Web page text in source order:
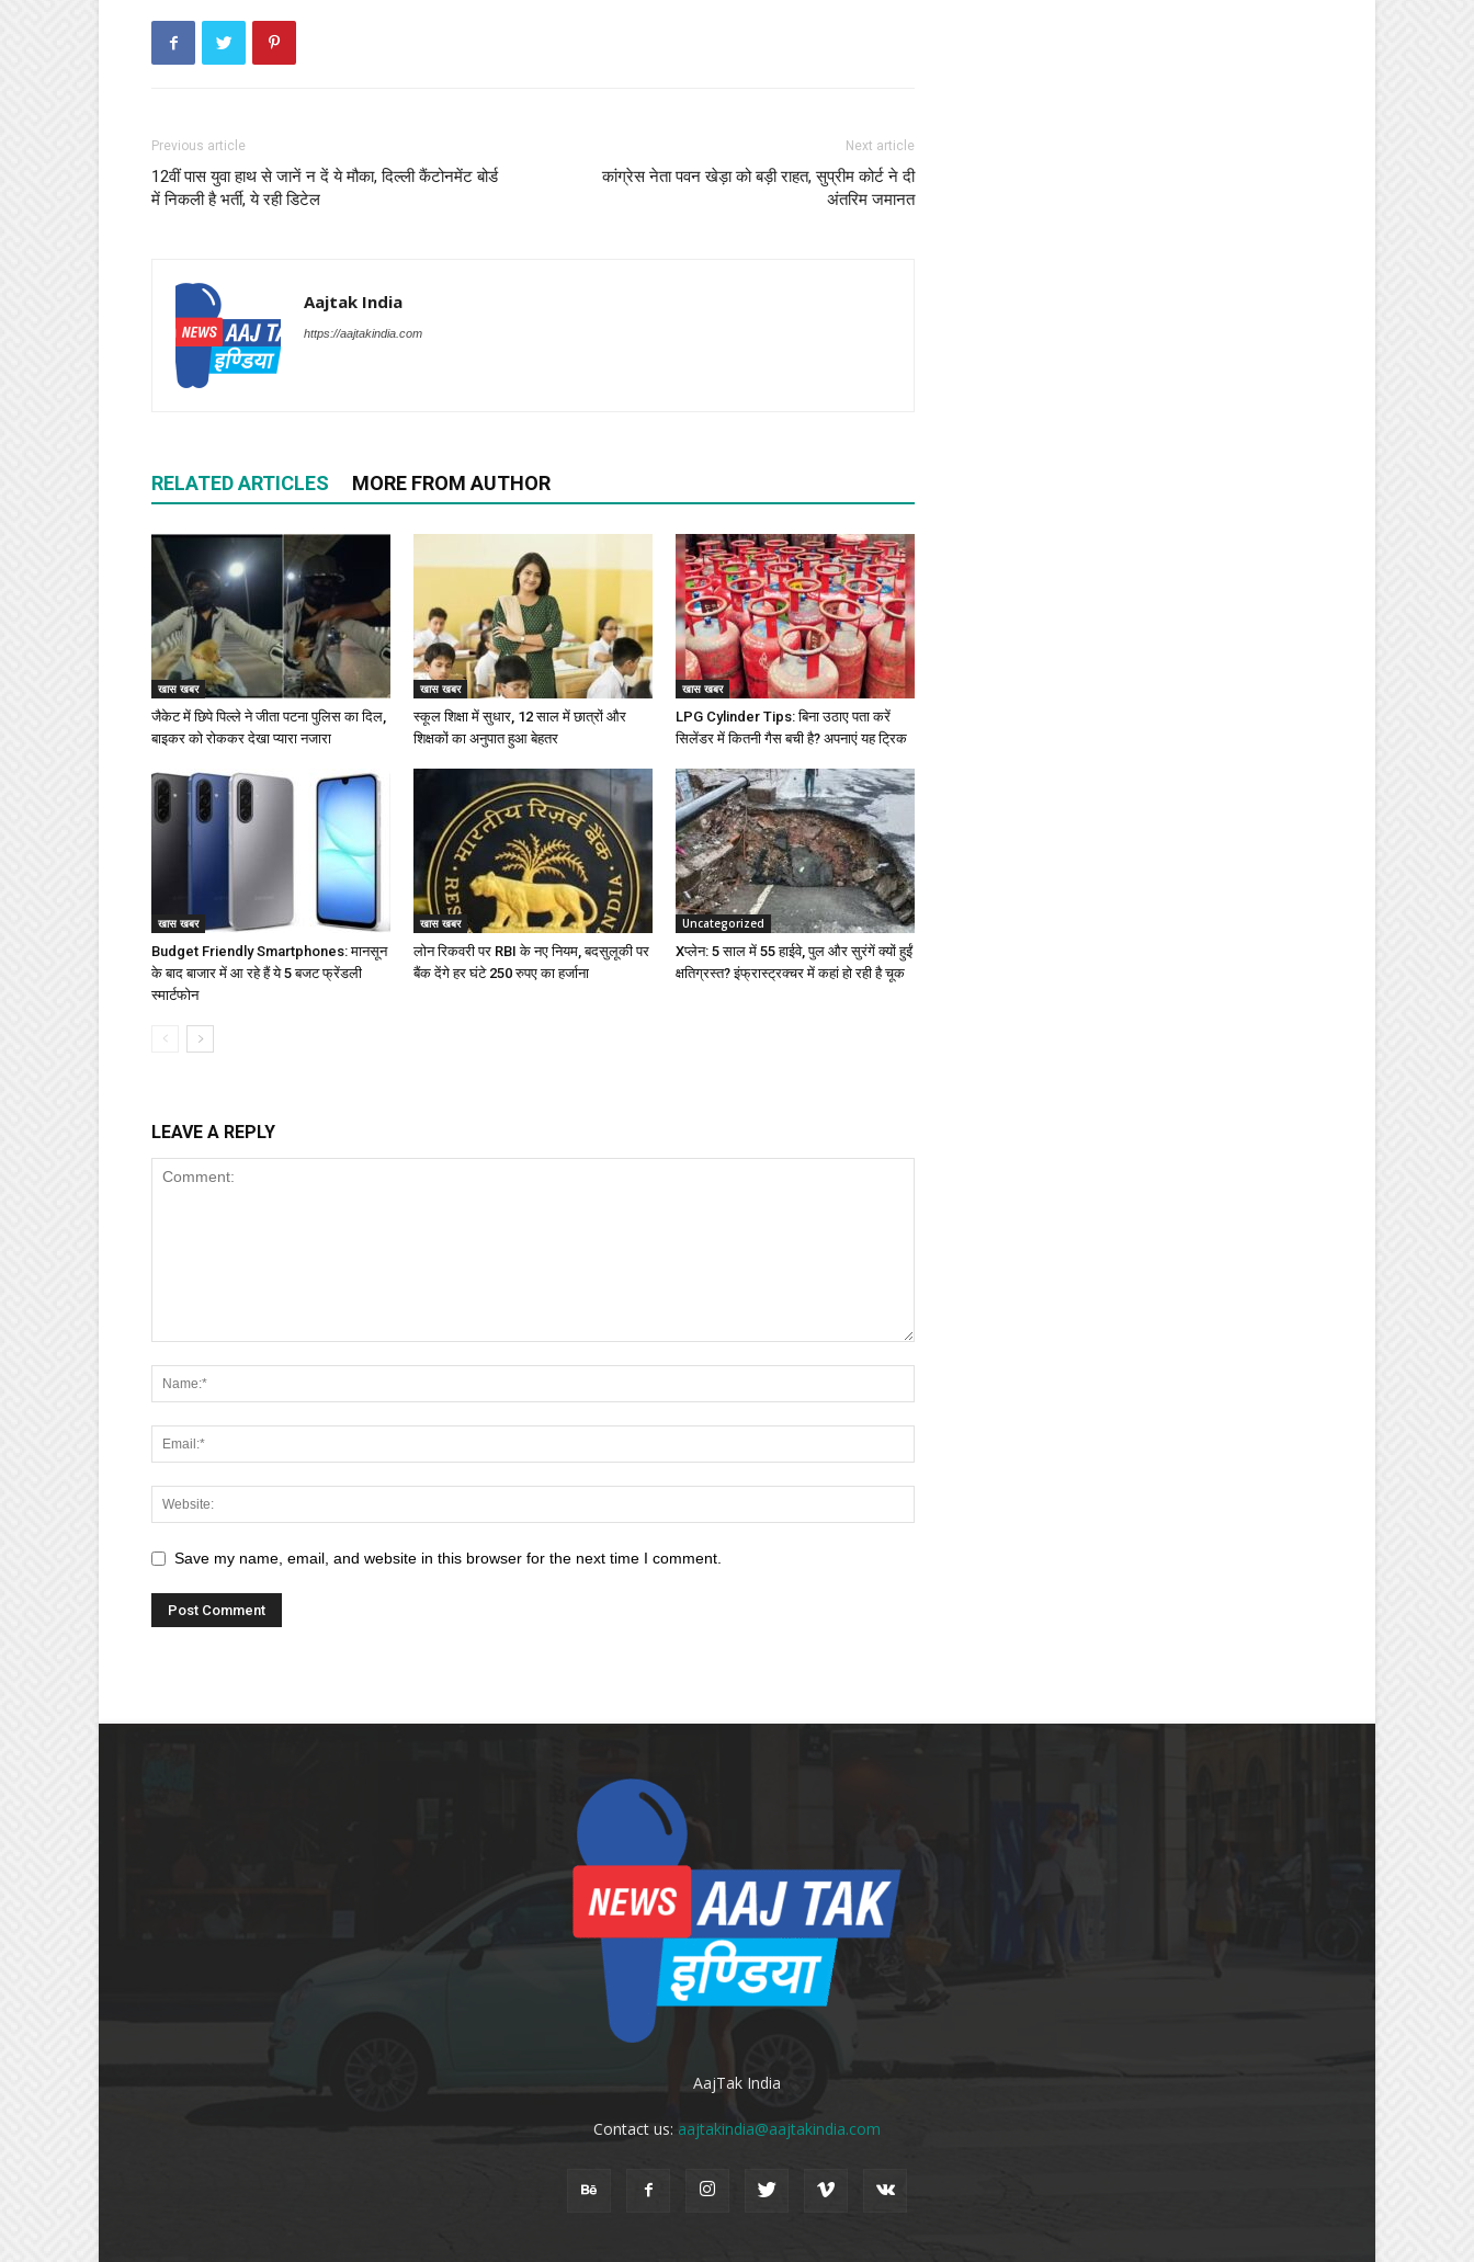
Previous article
12वीं पास युवा हाथ से जानें न दें ये मौका, दिल्ली कैंटोनमेंट बोर्ड
में निकली है भर्ती, ये रही डिटेल
Next article
कांग्रेस नेता पवन खेड़ा को बड़ी राहत, सुप्रीम कोर्ट ने दी
अंतरिम जमानत
Aajtak India
https://aajtakindia.com
RELATED ARTICLES MORE FROM AUTHOR
खास खबर
जैकेट में छिपे पिल्ले ने जीता पटना पुलिस का दिल,
बाइकर को रोककर देखा प्यारा नजारा
खास खबर
स्कूल शिक्षा में सुधार, 12 साल में छात्रों और
शिक्षकों का अनुपात हुआ बेहतर
खास खबर
LPG Cylinder Tips: बिना उठाए पता करें
सिलेंडर में कितनी गैस बची है? अपनाएं यह ट्रिक
खास खबर
Budget Friendly Smartphones: मानसून
के बाद बाजार में आ रहे हैं ये 5 बजट फ्रेंडली
स्मार्टफोन
खास खबर
लोन रिकवरी पर RBI के नए नियम, बदसुलूकी पर
बैंक देंगे हर घंटे 250 रुपए का हर्जाना
Uncategorized
Xप्लेन: 5 साल में 55 हाईवे, पुल और सुरंगें क्यों हुईं
क्षतिग्रस्त? इंफ्रास्ट्रक्चर में कहां हो रही है चूक
LEAVE A REPLY
Save my name, email, and website in this browser for the next time I comment.
AajTak India
Contact us: aajtakindia@aajtakindia.com